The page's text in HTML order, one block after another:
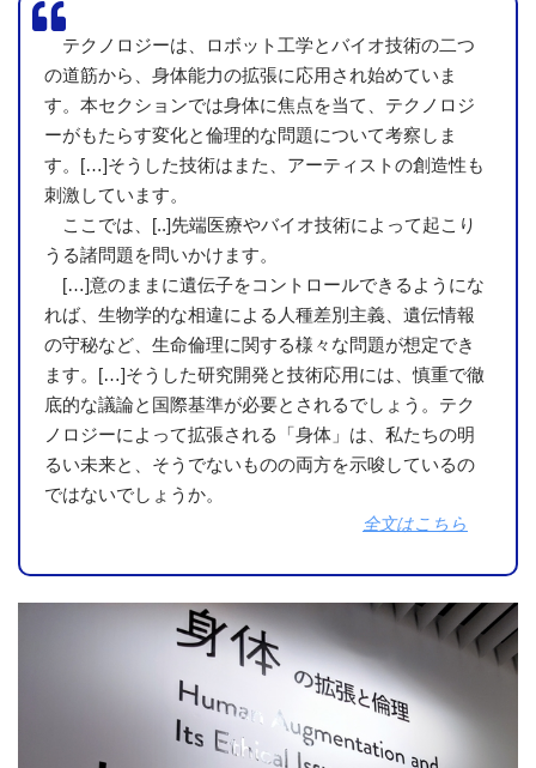
テクノロジーは、ロボット工学とバイオ技術の二つ
の道筋から、身体能力の拡張に応用され始めていま
す。本セクションでは身体に焦点を当て、テクノロジ
ーがもたらす変化と倫理的な問題について考察しま
す。[…]そうした技術はまた、アーティストの創造性も
刺激しています。
ここでは、[..]先端医療やバイオ技術によって起こり
うる諸問題を問いかけます。
[…]意のままに遺伝子をコントロールできるようにな
れば、生物学的な相違による人種差別主義、遺伝情報
の守秘など、生命倫理に関する様々な問題が想定でき
ます。[…]そうした研究開発と技術応用には、慎重で徹
底的な議論と国際基準が必要とされるでしょう。テク
ノロジーによって拡張される「身体」は、私たちの明
るい未来と、そうでないものの両方を示唆しているの
ではないでしょうか。
全文はこちら